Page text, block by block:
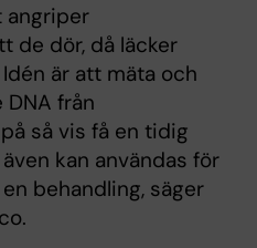
angriper
de dör, då läcker
är att mäta och
från
så vis få en tidig
kan användas för
behandling, säger